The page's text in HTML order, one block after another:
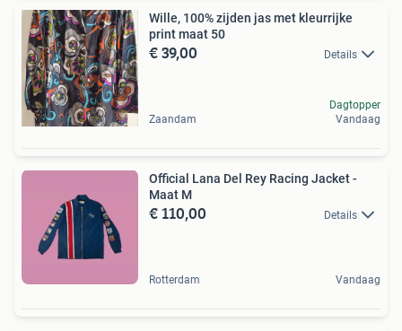
Wille, 100% zijden jas met kleurrijke
print maat 50
€ 39,00 Details
Zaandam
Dagtopper
Vandaag
Official Lana Del Rey Racing Jacket -
Maat M
€ 110,00 Details
Rotterdam Vandaag